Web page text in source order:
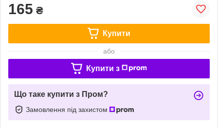
165 ₴
Купити
або
Купити з
Що таке купити з Пром?
Замовлення під захистом